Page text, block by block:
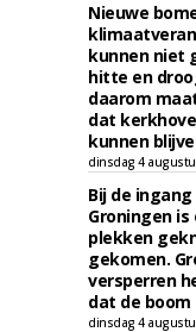
Nieuwe
kunnen niet
hitte en
daarom
dat
kunnen
dinsdag 4
Bij de
Groningen
plekken
gekomen.
versperren
dat de
dinsdag 4